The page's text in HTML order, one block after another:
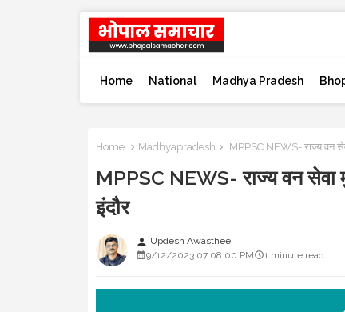
Home National Madhya Pradesh
Home Madhyapradesh MPPSC NEWS- राज्य वन
MPPSC NEWS- राज्य वन सेवा
इंदौर
person Updesh Awasthee
9/12/2023 07:08:00 PM
1 minute read